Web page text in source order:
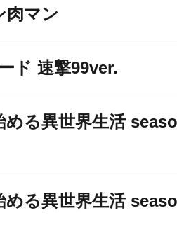
肉マン
ド 速撃99ver.
める異世界生活
める異世界生活